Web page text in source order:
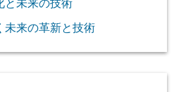
と未来の技術
未来の革新と技術